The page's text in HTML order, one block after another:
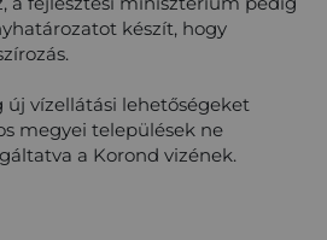
készít, hogy
új vízellátási lehetőségeket
megyei települések ne
a Korond vizének.